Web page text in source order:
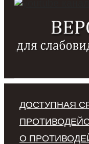
ДОСТУПНАЯ
О